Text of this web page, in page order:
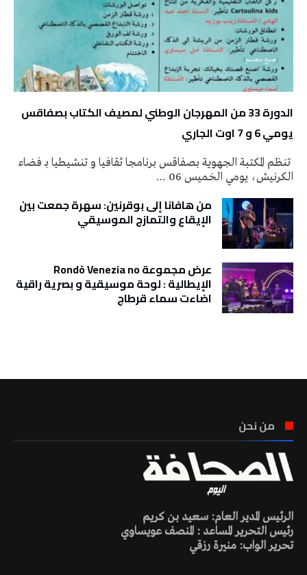
الدورة 33 من المهرجان الوطني لمصيف الكتاب بصفاقس
يومي 6 و 7 اوت الجاري
تنظم المكتبة الجهوية بصفاقس برنامجا ثقافيا و تنشيطيا بـ فضاء
الكرنيش، يومي الخميس 06 …
من هافانا إلى بوقرنين: سهرة جمعت بين
الإيقاع والتمازج الموسيقي
عرض مجموعة Rondò Venezia no
الإيطالية : لوحة موسيقية و بصرية راقية
اضاءت سماء قرطاج
من نحن
الرئيس المدير العام: سعيد بن كريم
رئيس التحرير المساعد : المنصف عويساوي
تحرير الواب: منيرة رزقي